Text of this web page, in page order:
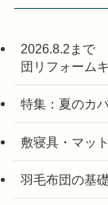
2026.8.2まで
団リフォーム
特集：夏のカ
敷寝具・マッ
羽毛布団の基